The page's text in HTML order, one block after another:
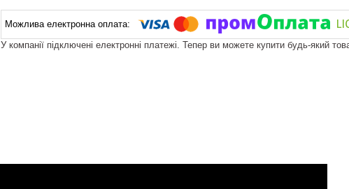
У компанії підключені електронні платежі. Тепер ви можете купити будь-який